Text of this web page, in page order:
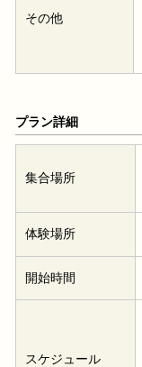
その他
プラン詳細
集合場所
体験場所
開始時間
スケジュール